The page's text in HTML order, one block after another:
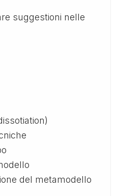
suggestioni nelle
del metamodello